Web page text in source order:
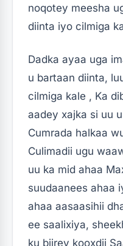
noqotey meesha
diinta iyo cilmiga
Dadka ayaa uga
u bartaan diinta,
cilmiga kale , Ka
aadey xajka si uu
Cumrada halkaa
Culimadii ugu
uu ka mid ahaa
suudaanees ahaa
ahaa aasaasihii
ee saalixiya,
ku biirey kooxdii